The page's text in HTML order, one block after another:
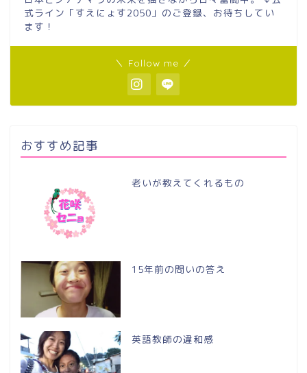
式ライン「すえにょす2050」のご登録、お待ちしてい
ます！
＼ Follow me ／
おすすめ記事
老いが教えてくれるもの
15年前の問いの答え
英語教師の違和感